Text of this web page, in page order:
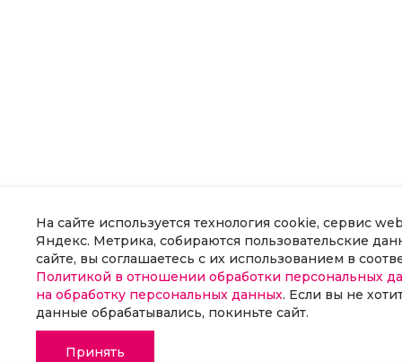
На сайте используется технология cookie, сервис
Яндекс. Метрика, собираются пользовательские
сайте, вы соглашаетесь с их использованием в
Политикой в отношении обработки персональных
на обработку персональных данных. Если вы не
данные обрабатывались, покиньте сайт.
Принять